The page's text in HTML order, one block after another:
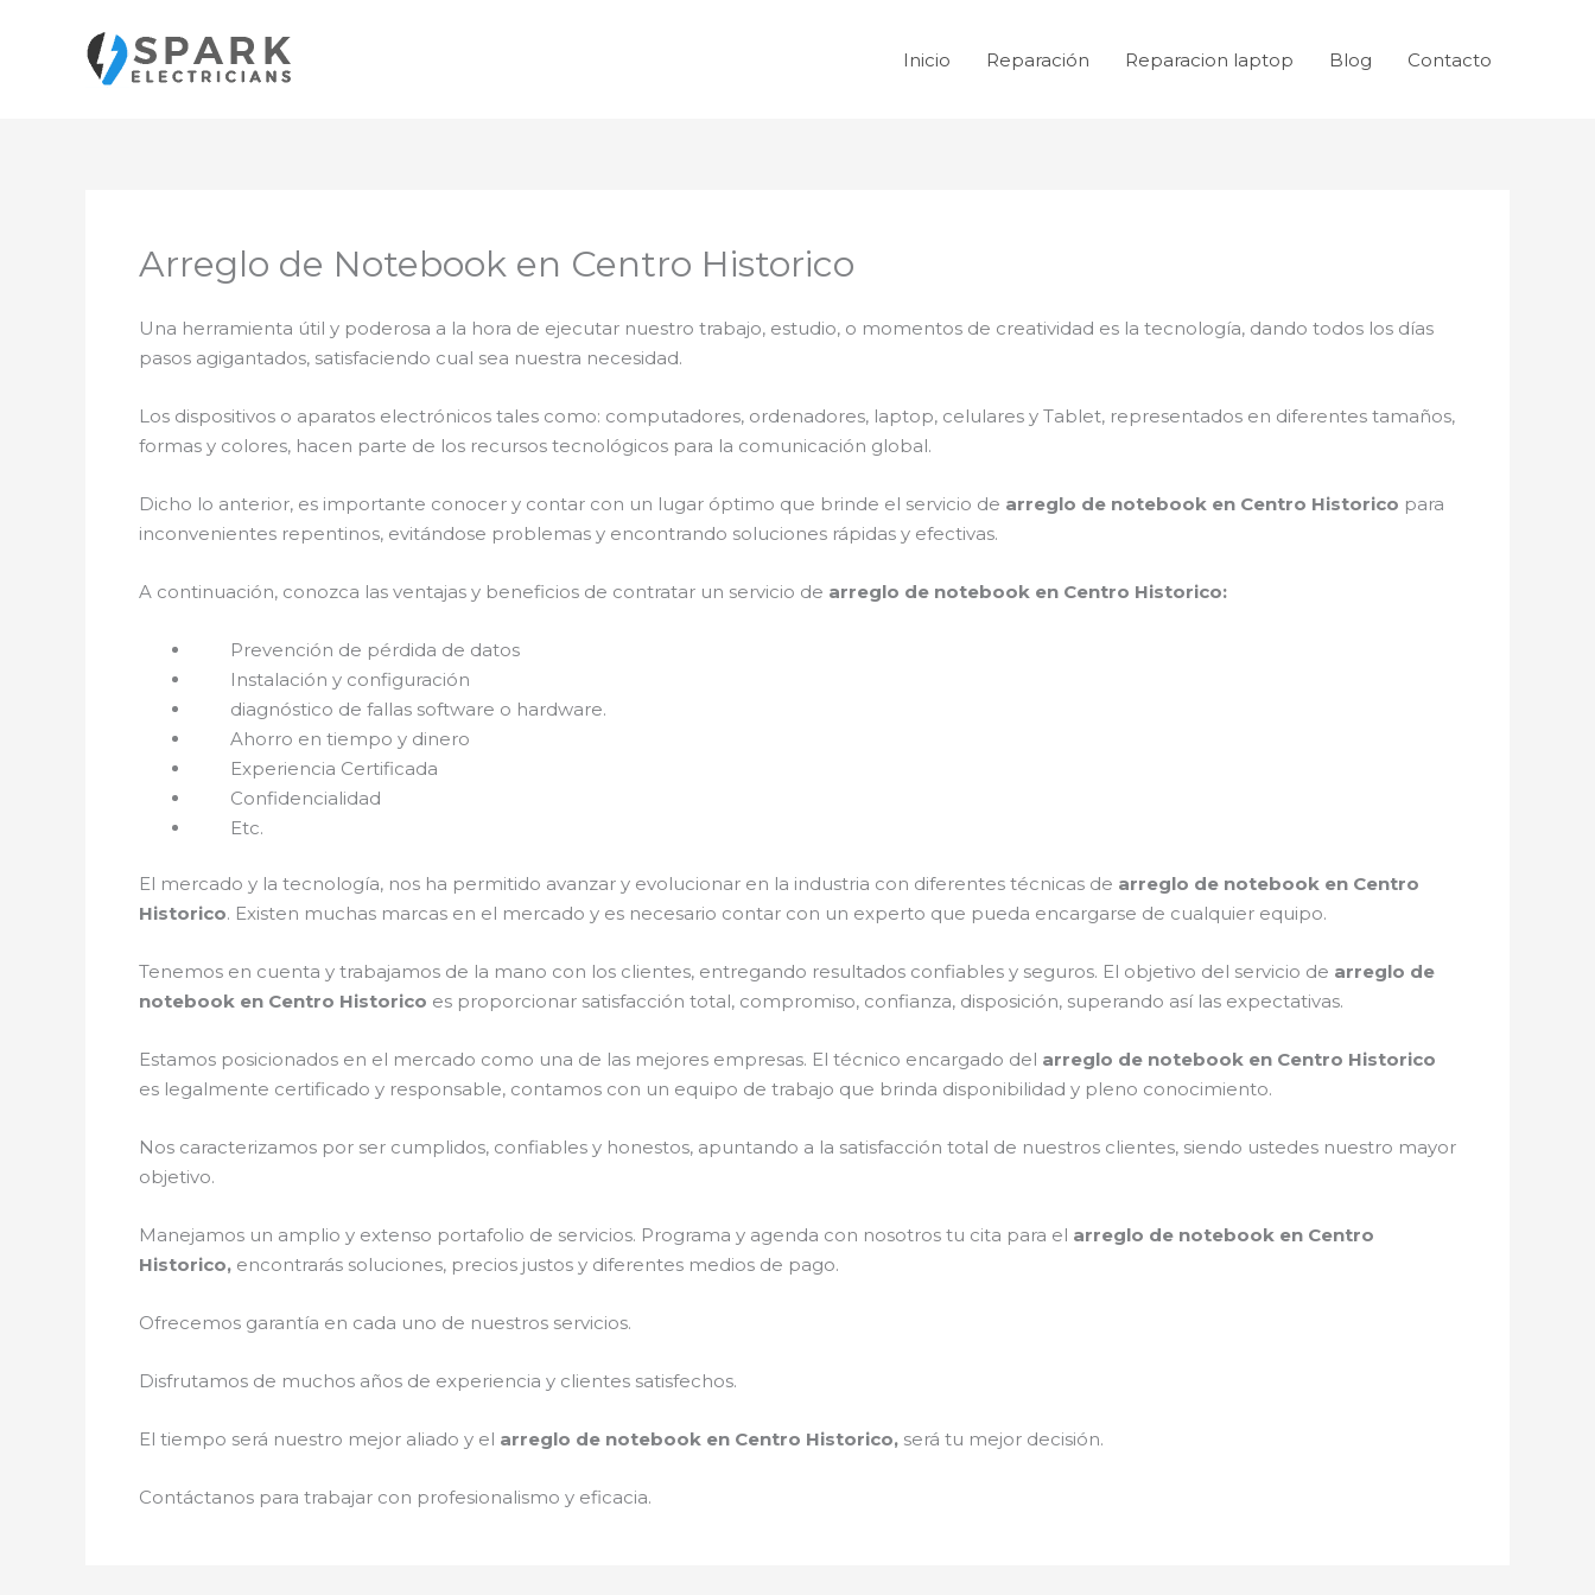
contenido
Inicio Reparación Reparacion laptop Blog Contacto
Arreglo de Notebook en Centro Historico
Una herramienta útil y poderosa a la hora de ejecutar nuestro trabajo, estudio, o momentos de creatividad es la tecnología, dando todos los días
pasos agigantados, satisfaciendo cual sea nuestra necesidad.
Los dispositivos o aparatos electrónicos tales como: computadores, ordenadores, laptop, celulares y Tablet, representados en diferentes tamaños,
formas y colores, hacen parte de los recursos tecnológicos para la comunicación global.
Dicho lo anterior, es importante conocer y contar con un lugar óptimo que brinde el servicio de arreglo de notebook en Centro Historico para
inconvenientes repentinos, evitándose problemas y encontrando soluciones rápidas y efectivas.
A continuación, conozca las ventajas y beneficios de contratar un servicio de arreglo de notebook en Centro Historico:
Prevención de pérdida de datos
Instalación y configuración
diagnóstico de fallas software o hardware.
Ahorro en tiempo y dinero
Experiencia Certificada
Confidencialidad
Etc.
El mercado y la tecnología, nos ha permitido avanzar y evolucionar en la industria con diferentes técnicas de arreglo de notebook en Centro
Historico. Existen muchas marcas en el mercado y es necesario contar con un experto que pueda encargarse de cualquier equipo.
Tenemos en cuenta y trabajamos de la mano con los clientes, entregando resultados confiables y seguros. El objetivo del servicio de arreglo de
notebook en Centro Historico es proporcionar satisfacción total, compromiso, confianza, disposición, superando así las expectativas.
Estamos posicionados en el mercado como una de las mejores empresas. El técnico encargado del arreglo de notebook en Centro Historico
es legalmente certificado y responsable, contamos con un equipo de trabajo que brinda disponibilidad y pleno conocimiento.
Nos caracterizamos por ser cumplidos, confiables y honestos, apuntando a la satisfacción total de nuestros clientes, siendo ustedes nuestro mayor
objetivo.
Manejamos un amplio y extenso portafolio de servicios. Programa y agenda con nosotros tu cita para el arreglo de notebook en Centro
Historico, encontrarás soluciones, precios justos y diferentes medios de pago.
Ofrecemos garantía en cada uno de nuestros servicios.
Disfrutamos de muchos años de experiencia y clientes satisfechos.
El tiempo será nuestro mejor aliado y el arreglo de notebook en Centro Historico, será tu mejor decisión.
Contáctanos para trabajar con profesionalismo y eficacia.